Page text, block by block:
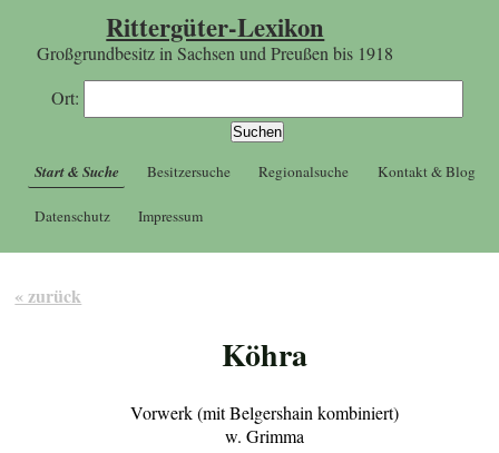
Rittergüter-Lexikon
Großgrundbesitz in Sachsen und Preußen bis 1918
Ort:
Start & Suche Besitzersuche Regionalsuche Kontakt & Blog
Datenschutz Impressum
« zurück
Köhra
Vorwerk (mit Belgershain kombiniert)
w. Grimma